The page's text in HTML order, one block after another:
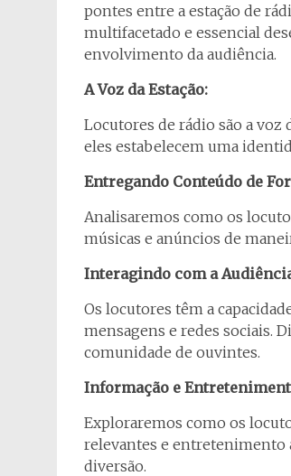
pontes entre a estação de
multifacetado e essencial
envolvimento da audiência.
A Voz da Estação:
Locutores de rádio são a voz
eles estabelecem uma
Entregando Conteúdo de
Analisaremos como os
músicas e anúncios de
Interagindo com a
Os locutores têm a
mensagens e redes sociais.
comunidade de ouvintes.
Informação e
Exploraremos como os
relevantes e entretenimento
diversão.